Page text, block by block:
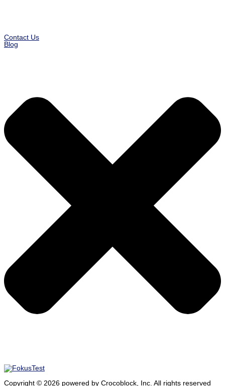
Contact Us
Blog
Copyright © 2026 powered by Crocoblock, Inc. All rights reserved